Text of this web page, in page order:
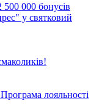
000 бонусів
у святковий
лояльності